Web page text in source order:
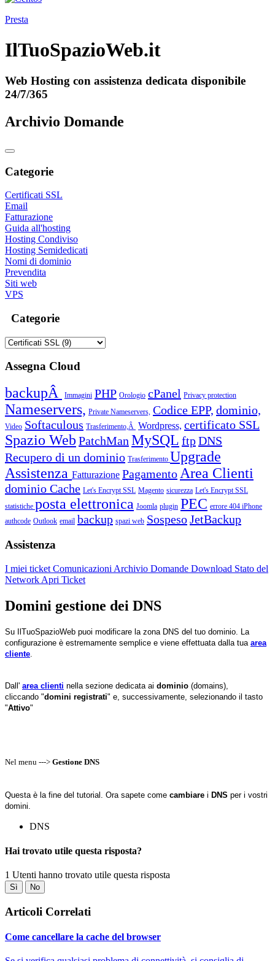
Presta
IlTuoSpazioWeb.it
Web Hosting con assistenza dedicata disponibile
24/7/365
Archivio Domande
Categorie
Certificati SSL
Email
Fatturazione
Guida all'hosting
Hosting Condiviso
Hosting Semidedicati
Nomi di dominio
Prevendita
Siti web
VPS
Categorie
Assegna Cloud
backupÂ Immagini PHP Orologio cPanel Privacy protection
Nameservers, Private Nameservers, Codice EPP, dominio,
Video Softaculous Trasferimento,Â Wordpress, certificato SSL
Spazio Web PatchMan MySQL ftpDNS
Recupero di un dominio Trasferimento Upgrade
Assistenza Fatturazione Pagamento Area Clienti
dominio Cache Let's Encrypt SSL Magento sicurezza Let's Encrypt SSL
statistiche posta elettronica Joomla plugin PEC errore 404 iPhone
authcode Outlook email backup spazi web SospesoJetBackup
Assistenza
I miei ticket Comunicazioni Archivio Domande Download Stato del
Network Apri Ticket
Domini gestione dei DNS
Su IlTuoSpazioWeb puoi modificare la zona DNS del tuo dominio. La
configurazione è estremamente semplice e viene effettuata dalla tua area
cliente.
Dall' area clienti nella sezione dedicata ai dominio (domains),
cliccando "domini registrati" e, successivamente, selezionando il tasto
"Attivo"
Nel menu ---> Gestione DNS
Questa è la fine del tutorial. Ora sapete come cambiare i DNS per i vostri
domini.
DNS
Hai trovato utile questa risposta?
1 Utenti hanno trovato utile questa risposta
Sì No
Articoli Correlati
Come cancellare la cache del browser